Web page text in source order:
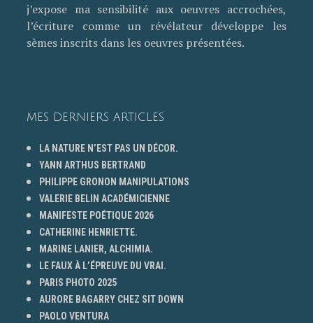
j’expose ma sensibilité aux oeuvres accrochées,
l’écriture comme un révélateur développe les
sèmes inscrits dans les oeuvres présentées.
MES DERNIERS ARTICLES
LA NATURE N’EST PAS UN DÉCOR.
YANN ARTHUS BERTRAND
PHILIPPE GRONON MANIPULATIONS
VALERIE BELIN ACADÉMICIENNE
MANIFESTE POÉTIQUE 2026
CATHERINE HENRIETTE.
MARINE LANIER, ALCHIMIA.
LE FAUX À L’ÉPREUVE DU VRAI.
PARIS PHOTO 2025
AURORE BAGARRY CHEZ SIT DOWN
PAOLO VENTURA